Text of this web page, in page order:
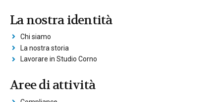
La nostra identità
Chi siamo
La nostra storia
Lavorare in Studio Corno
Aree di attività